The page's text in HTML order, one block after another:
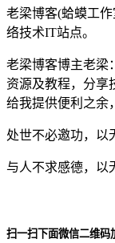
老梁博客(蛤蟆工
络技术IT站点。
老梁博客博主老梁
资源及教程，分享
给我提供便利之余
处世不必邀功，以
与人不求感德，以
扫一扫下面微信二维码